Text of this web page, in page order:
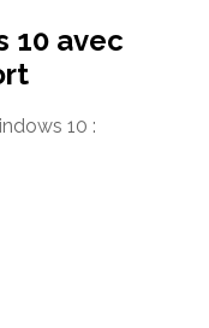
10 avec
10 :